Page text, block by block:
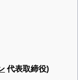
代表取締役)